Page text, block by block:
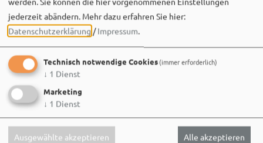
Stadt Weißenburg i.Bay.
06. August um 16:08 via Facebook
🌳 **Verkehrssicherungsmaßnahme am Seeweiher**
jederzeit abändern. Mehr dazu erfahren Sie hier:
Datenschutzerklärung /Impressum.
Technisch notwendige Cookies(immer erforderlich)
↓ 1 Dienst
Marketing
↓ 1 Dienst
Ausgewählte akzeptieren Alle akzeptieren